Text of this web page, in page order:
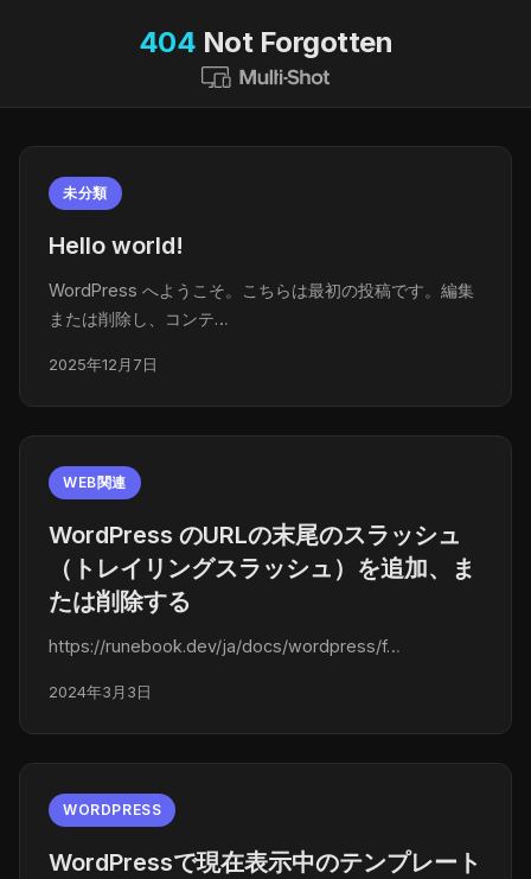
404 Not Forgotten
未分類
Hello world!
WordPress へようこそ。こちらは最初の投稿です。編集
または削除し、コンテ…
2025年12月7日
WEB関連
WordPress のURLの末尾のスラッシュ
（トレイリングスラッシュ）を追加、ま
たは削除する
https://runebook.dev/ja/docs/wordpress/f…
2024年3月3日
WORDPRESS
WordPressで現在表示中のテンプレート